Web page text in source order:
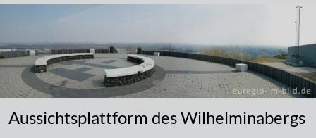
Aussichtsplattform des Wilhelminabergs